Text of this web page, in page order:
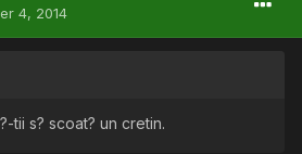
4, 2014
tii s? scoat? un cretin.